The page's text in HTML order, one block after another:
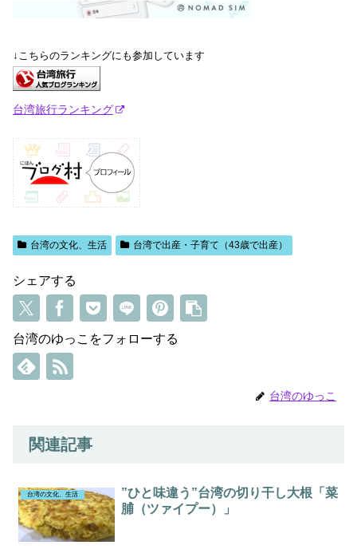
↓こちらのランキングにも参加しています
台湾旅行ランキング
台湾の文化、生活 台湾で出産・子育て（43歳で出産）
シェアする
台湾のゆっこをフォローする
台湾のゆっこ
関連記事
台湾の文化、生活
”ひと味違う”台湾の切り干し大根「菜
脯（ツァイプー）」